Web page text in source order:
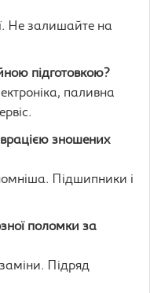
Не залишайте на
підготовкою?
паливна
зношених
Підшипники і
поломки за
Підряд